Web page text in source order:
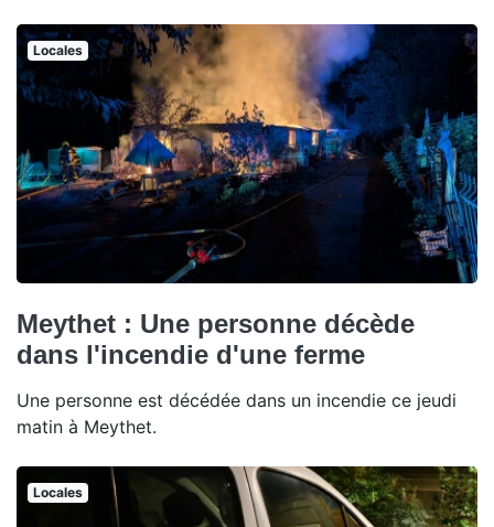
Locales
Meythet : Une personne décède
dans l'incendie d'une ferme
Une personne est décédée dans un incendie ce jeudi
matin à Meythet.
Locales